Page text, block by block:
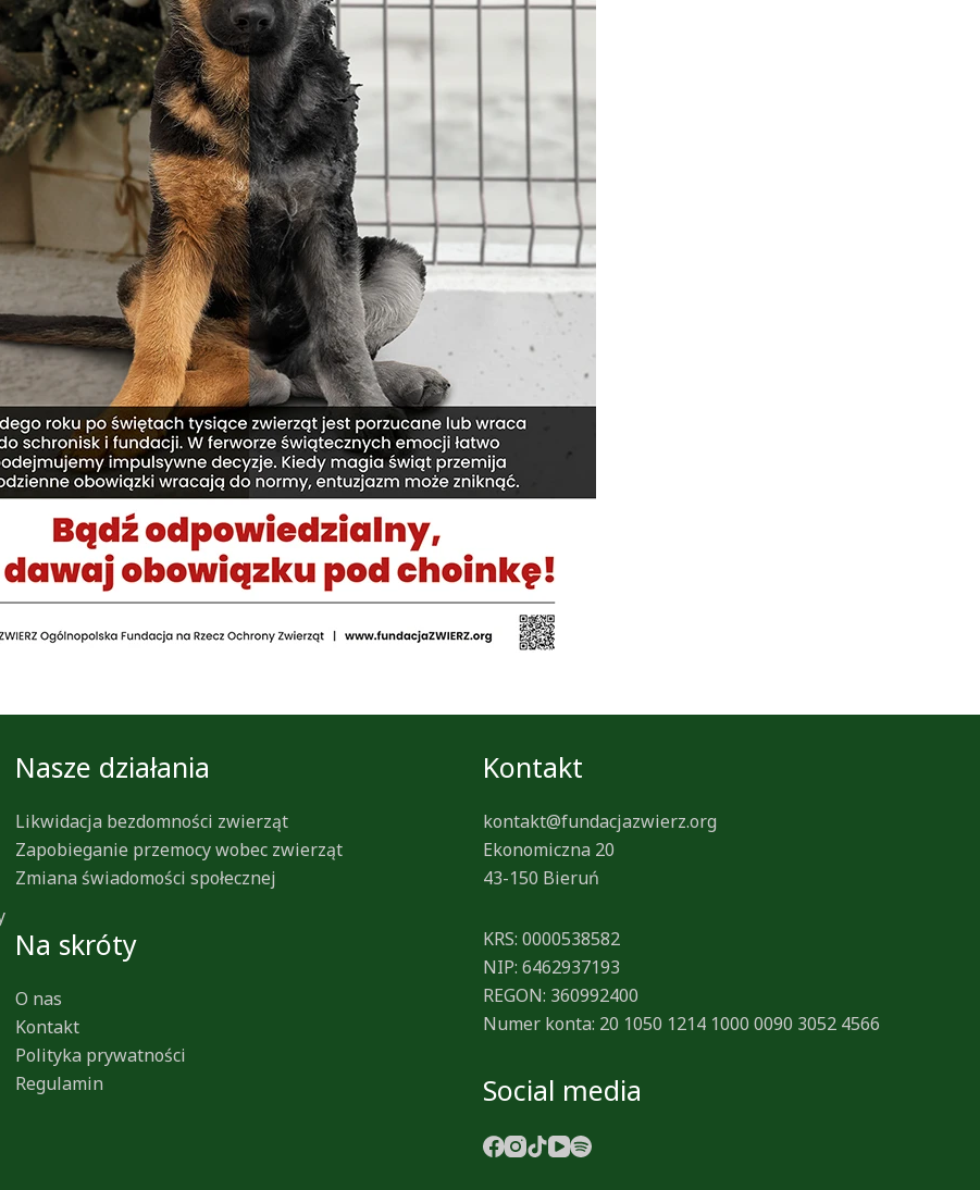
Nasze działania
Likwidacja bezdomności zwierząt
Zapobieganie przemocy wobec zwierząt
Zmiana świadomości społecznej
Na skróty
O nas
Kontakt
Polityka prywatności
Regulamin
Kontakt
kontakt@fundacjazwierz.org
Ekonomiczna 20
43-150 Bieruń
KRS: 0000538582
NIP: 6462937193
REGON: 360992400
Numer konta: 20 1050 1214 1000 0090 3052 4566
Social media